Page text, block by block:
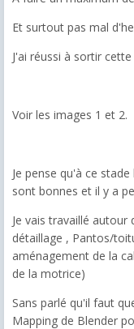
Et surtout pas mal
J'ai réussi à sortir
Voir les images 1 et 2.
Je pense qu'à ce
sont bonnes et il y a
Je vais travaillé
détaillage , Pantos/
aménagement de la
de la motrice)
Sans parlé qu'il faut
Mapping de Blender